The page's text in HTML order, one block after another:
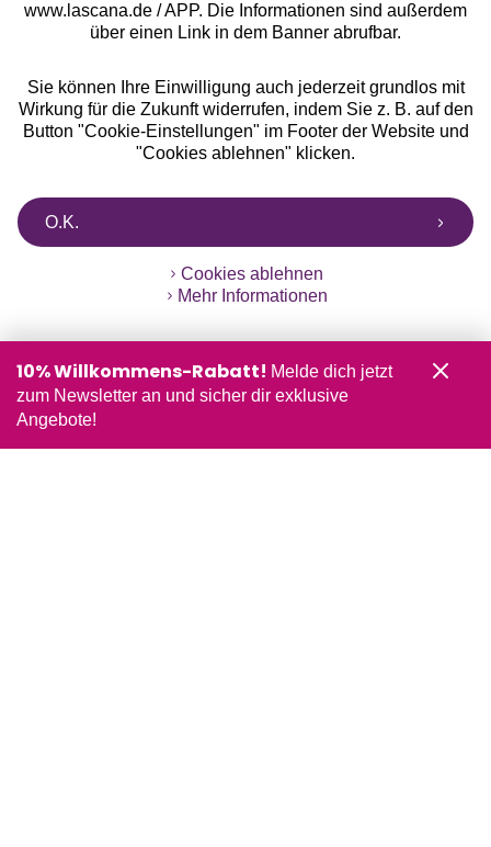
www.lascana.de / APP. Die Informationen sind außerdem
über einen Link in dem Banner abrufbar.
Sie können Ihre Einwilligung auch jederzeit grundlos mit
Wirkung für die Zukunft widerrufen, indem Sie z. B. auf den
Button "Cookie-Einstellungen" im Footer der Website und
"Cookies ablehnen" klicken.
O.K.
Cookies ablehnen
Mehr Informationen
10% Willkommens-Rabatt! Melde dich jetzt
zum Newsletter an und sicher dir exklusive
Angebote!